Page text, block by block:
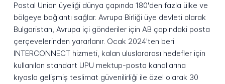
Postal Union üyeliği dünya çapında 180'den fazla ülke ve
bölgeye bağlantı sağlar. Avrupa Birliği üye devleti olarak
Bulgaristan, Avrupa içi gönderiler için AB çapındaki posta
çerçevelerinden yararlanır. Ocak 2024'ten beri
INTERCONNECT hizmeti, kalan uluslararası hedefler için
kullanılan standart UPU mektup-posta kanallarına
kıyasla gelişmiş teslimat güvenilirliği ile özel olarak 30